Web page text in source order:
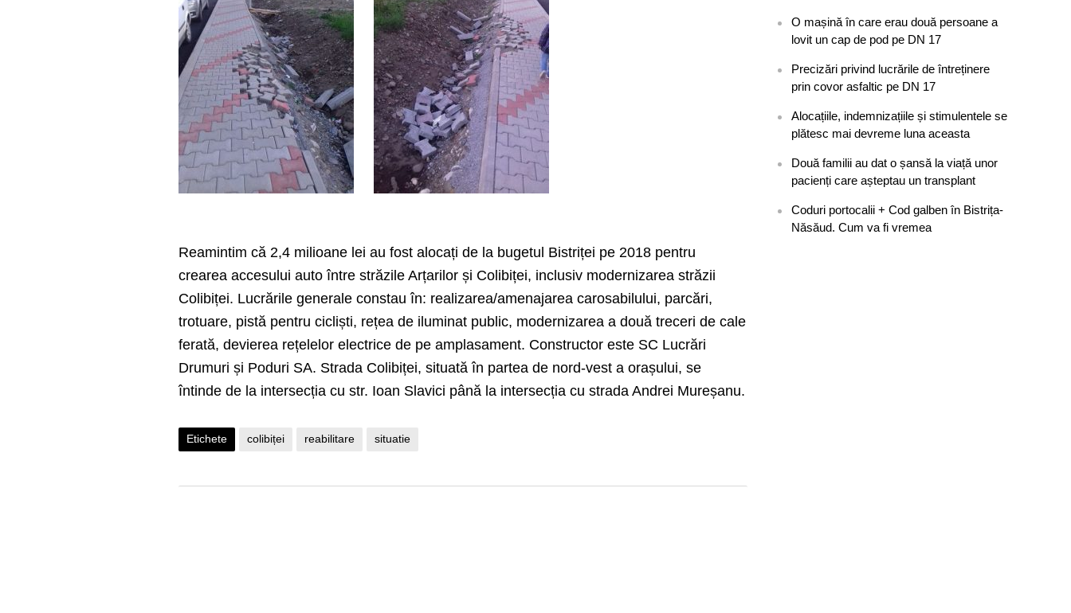
Reamintim că 2,4 milioane lei au fost alocați de la bugetul Bistriței pe 2018 pentru
crearea accesului auto între străzile Arțarilor și Colibiței, inclusiv modernizarea străzii
Colibiței. Lucrările generale constau în: realizarea/amenajarea carosabilului, parcări,
trotuare, pistă pentru cicliști, rețea de iluminat public, modernizarea a două treceri de cale
ferată, devierea rețelelor electrice de pe amplasament. Constructor este SC Lucrări
Drumuri și Poduri SA. Strada Colibiței, situată în partea de nord-vest a orașului, se
întinde de la intersecția cu str. Ioan Slavici până la intersecția cu strada Andrei Mureșanu.
Etichete colibiței reabilitare situatie
O mașină în care erau două persoane a
lovit un cap de pod pe DN 17
Precizări privind lucrările de întreținere
prin covor asfaltic pe DN 17
Alocațiile, indemnizațiile și stimulentele se
plătesc mai devreme luna aceasta
Două familii au dat o șansă la viață unor
pacienți care așteptau un transplant
Coduri portocalii + Cod galben în Bistrița-
Năsăud. Cum va fi vremea